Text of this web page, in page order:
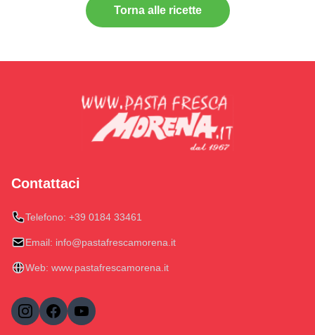
Torna alle ricette
Contattaci
Telefono: +39 0184 33461
Email: info@pastafrescamorena.it
Web: www.pastafrescamorena.it